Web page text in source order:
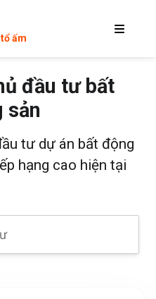
ấm
đầu tư bất
sản
tư dự án bất động
hạng cao hiện tại